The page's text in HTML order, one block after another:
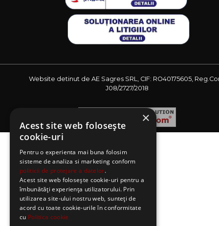
Website detinut de AE Sagres SRL, CIF: RO40175605,
J08/2727/2018
×
Acest site web folosește
cookie-uri
Pentru o experienta mai buna folosim
sisteme de analiza si marketing conform
politicii de protejare a datelor.
Acest site web folosește cookie-uri pentru a
îmbunătăți experiența utilizatorului. Prin
utilizarea site-ului nostru web, sunteți de
acord cu toate cookie-urile în conformitate
cu Politica cookie